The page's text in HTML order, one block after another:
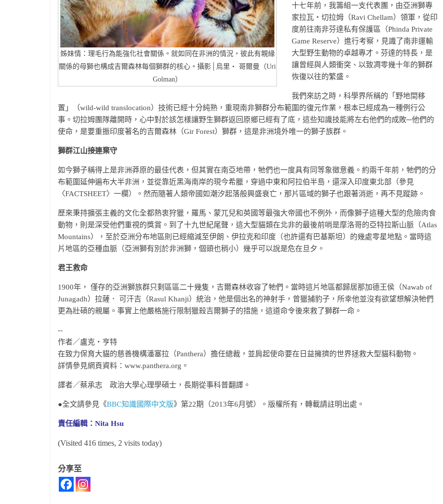
姊妹情：理毛行為能強化社會關係。就如同在非洲的情況，彼此有親緣
關係的母獅也構成吉爾森林每個獅群的核心。攝影│烏里‧ 哥爾曼（Uri
Golman）
十七年前，我籌組一支代表團，由亞洲獅專
家拉瓦‧切拉姆（Ravi Chellam）領軍，從印
度前往南非芬達私有保護區（Phinda Private
Game Reserve）進行考察，見識了南非運輸
大型野生動物的卓越專才。芬達的特長，是
讓曾經與人類衝突、以致凋零幾十年的獅群
恢復以往的繁盛。
我們來訪之時，科學界所稱的「野地間移
置」（wild-wild translocation）技術已經十分純熟，重現南非獅群分布範圍的復元作業，根本已經成為一種例行公
事。切拉姆團隊離開時，心中對於該怎樣讓野生獅群返回原鄉已經有了底，這些知識技能將左右他們的成敗─他們的
使命，是要重振印度著名的吉爾森林（Gir Forest）獅群，這是非洲境外唯一的獅子族群。
獅群江山接連棄守
如今獅子稱得上是非洲莽原的最佳代表，但其實在南亞地帶，牠們也一度具有同等象徵意義。約兩千年前，牠們的分
布範圍延伸遍布大半非洲，並從靠近黑海南岸的現今希臘，穿過中東和阿拉伯半島，還深入印度東北部（參見
〈FACTSHEET〉一欄）。然而隨著人類帝國如潮汐起落般興盛衰亡，那片區域的獅子也跟著消逝，再不見蹤跡。
歷來秉持擴張主義的文化全都熱衷狩獵，羅馬、蒙兀兒和英國等最強大帝國也不例外，而像獅子這種大型的危險肉食
動物，則是深受他們重視的獎賞。到了十九世紀尾聲，這大型貓類在北非的最後前哨是摩洛哥的亞特拉斯山脈（Atlas
Mountains），至於亞洲分布地區則已經縮減至伊朗、伊拉克和印度（也許還有巴基斯坦）的幾處零星地點。當時這
片地區的亞種血脈（亞洲獅有別於非洲獅，個頭也稍小）幾乎可以說是危在旦夕。
君王救命
1900年， 僅存的亞洲獅族群只剩區區二十幾隻，吉爾森林收容了牠們。當時這片地區都歸居那加德王侯（Nawab of
Junagadh）拉薩． 可汗吉（Rasul Khanji）統治，他是個出名的神射手，曾獵捕豹子，所幸他並沒有欲望想解決牠們
更為壯碩的親屬。事實上他嚴格施行限制獵殺吉爾獅子的措施，這道命令後來救了獅群一命。
--
作者／盧克‧亨特
在致力保育大貓的慈善機構潘塞拉（Panthera）擔任總裁，並肩起使命要在日益擁擠的世界拯救大型貓科動物。
詳情參見網頁資料：www.panthera.org。
譯者／蔡承志 政治大學心理學碩士，長期從事科普翻譯。
●全文請參見《BBC知識國際中文版》第22期（2013年6月號）。版權所有，轉載請註明出處。
責任編輯：Nita Hsu
(Visited 416 times, 2 visits today)
分享至